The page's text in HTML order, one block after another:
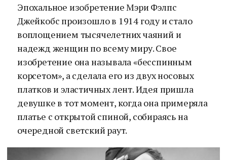
Эпохальное изобретение Мэри Фэлпс
Джейкобс произошло в 1914 году и стало
воплощением тысячелетних чаяний и
надежд женщин по всему миру. Свое
изобретение она называла «бесспинным
корсетом», а сделала его из двух носовых
платков и эластичных лент. Идея пришла
девушке в тот момент, когда она примеряла
платье с открытой спиной, собираясь на
очередной светский раут.